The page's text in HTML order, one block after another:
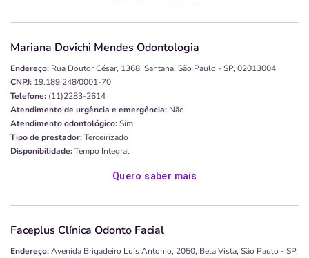
Mariana Dovichi Mendes Odontologia
Endereço: Rua Doutor César, 1368, Santana, São Paulo - SP, 02013004
CNPJ: 19.189.248/0001-70
Telefone: (11)2283-2614
Atendimento de urgência e emergência: Não
Atendimento odontológico:Sim
Tipo de prestador:Terceirizado
Disponibilidade:Tempo Integral
Quero saber mais
Faceplus Clínica Odonto Facial
Endereço:Avenida Brigadeiro Luís Antonio, 2050, Bela Vista, São Paulo - SP,